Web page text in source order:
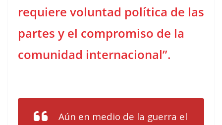
requiere voluntad política de las
partes y el compromiso de la
comunidad internacional”.
Aún en medio de la guerra el